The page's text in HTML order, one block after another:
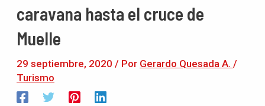
caravana hasta el cruce de
Muelle
29 septiembre, 2020 / Por Gerardo Quesada A. /
Turismo